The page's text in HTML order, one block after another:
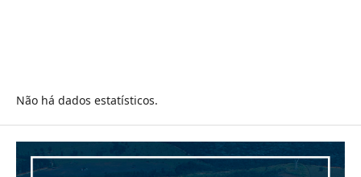
Não há dados estatísticos.